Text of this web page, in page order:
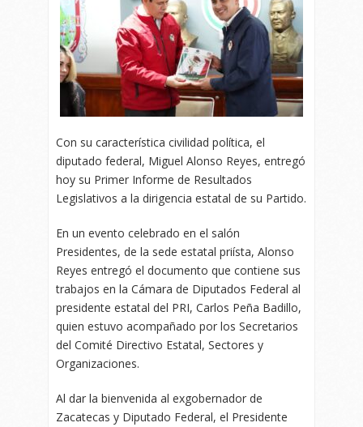
Con su característica civilidad política, el
diputado federal, Miguel Alonso Reyes, entregó
hoy su Primer Informe de Resultados
Legislativos a la dirigencia estatal de su Partido.
En un evento celebrado en el salón
Presidentes, de la sede estatal priísta, Alonso
Reyes entregó el documento que contiene sus
trabajos en la Cámara de Diputados Federal al
presidente estatal del PRI, Carlos Peña Badillo,
quien estuvo acompañado por los Secretarios
del Comité Directivo Estatal, Sectores y
Organizaciones.
Al dar la bienvenida al exgobernador de
Zacatecas y Diputado Federal, el Presidente